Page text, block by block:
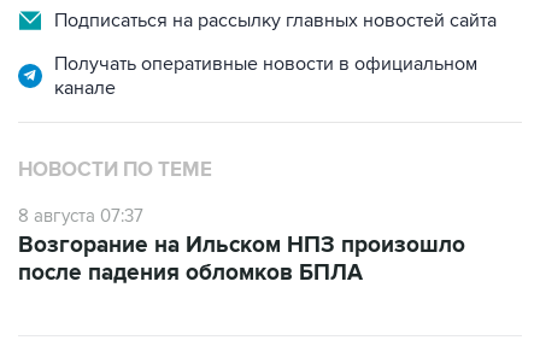
Получать оперативные новости в официальном
НОВОСТИ ПО ТЕМЕ
8 августа 07:37
после падения обломков БПЛА